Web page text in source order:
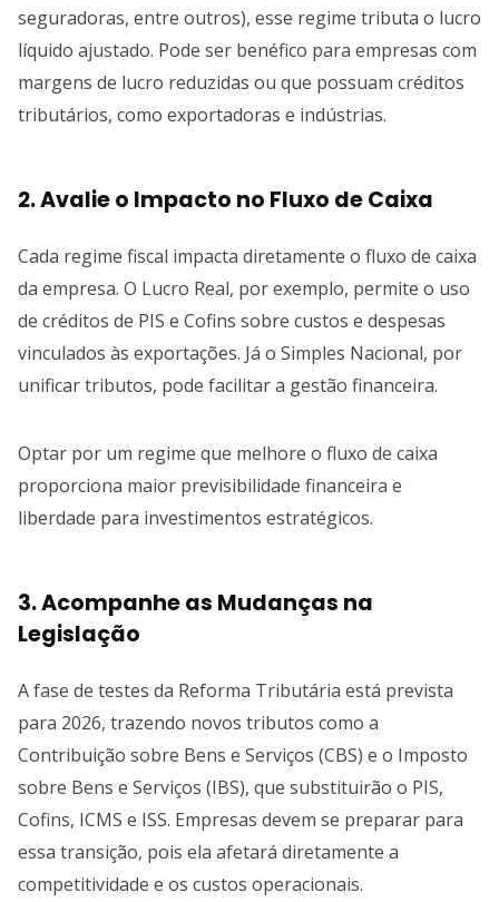
seguradoras, entre outros), esse regime tributa o lucro
líquido ajustado. Pode ser benéfico para empresas com
margens de lucro reduzidas ou que possuam créditos
tributários, como exportadoras e indústrias.
2. Avalie o Impacto no Fluxo de Caixa
Cada regime fiscal impacta diretamente o fluxo de caixa
da empresa. O Lucro Real, por exemplo, permite o uso
de créditos de PIS e Cofins sobre custos e despesas
vinculados às exportações. Já o Simples Nacional, por
unificar tributos, pode facilitar a gestão financeira.
Optar por um regime que melhore o fluxo de caixa
proporciona maior previsibilidade financeira e
liberdade para investimentos estratégicos.
3. Acompanhe as Mudanças na
Legislação
A fase de testes da Reforma Tributária está prevista
para 2026, trazendo novos tributos como a
Contribuição sobre Bens e Serviços (CBS) e o Imposto
sobre Bens e Serviços (IBS), que substituirão o PIS,
Cofins, ICMS e ISS. Empresas devem se preparar para
essa transição, pois ela afetará diretamente a
competitividade e os custos operacionais.